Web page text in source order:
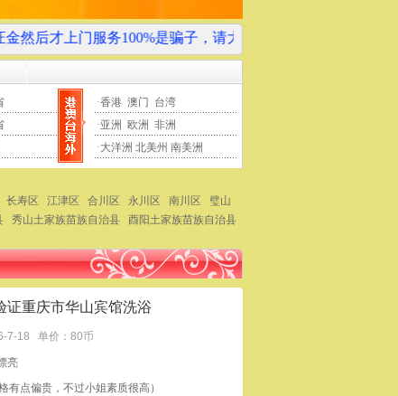
100%是骗子，请大家多多关注本站“黑店曝光”板块，以免
·香港 澳门
台湾
·亚洲 欧洲 非洲
·大洋洲 北美州 南美洲
长寿区 江津区 合川区 永川区 南川区
璧山
秀山土家族苗族自治县
酉阳土家族苗族自治县
证重庆市华山宾馆洗浴
7-18 单价：80币
亮
有点偏贵，不过小姐素质很高）